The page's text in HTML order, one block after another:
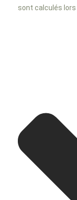
sont calculés